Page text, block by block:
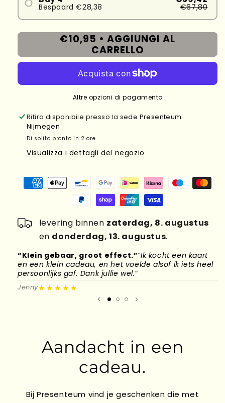
Bespaard €28,38 €67,80
€10,95 • AGGIUNGI AL
CARRELLO
Altre opzioni di pagamento
Ritiro disponibile presso la sede Presenteum
Nijmegen
Di solito pronto in 2 ore
Visualizza i dettagli del negozio
levering binnen zaterdag, 8. augustus
en donderdag, 13. augustus.
“Klein gebaar, groot effect.”“Ik kocht een kaart
en een klein cadeau, en het voelde alsof ik iets heel
persoonlijks gaf. Dank jullie wel.”
Jenny★★★★★
Aandacht in een
cadeau.
Bij Presenteum vind je geschenken die met